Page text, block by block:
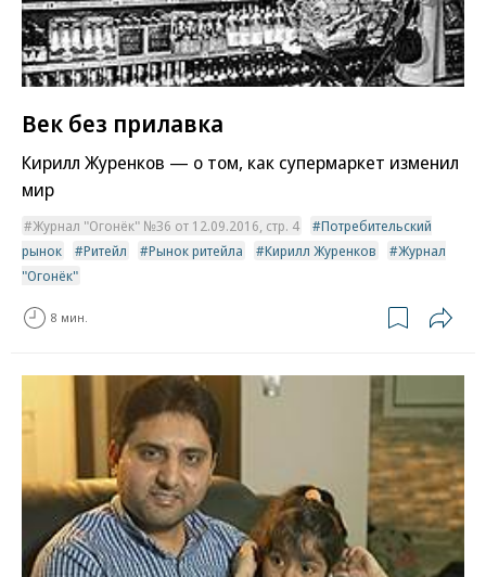
Век без прилавка
Кирилл Журенков — о том, как супермаркет изменил
мир
Журнал "Огонёк" №36 от 12.09.2016, стр. 4
Потребительский
рынок
Ритейл Рынок ритейла Кирилл Журенков
Журнал
"Огонёк"
8 мин.